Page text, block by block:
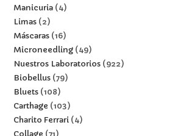
Manicuria 4
Limas 2
Máscaras 16
Microneedling 49
Nuestros Laboratorios 922
Biobellus 79
Bluets 108
Carthage
103
Charito Ferrari 4